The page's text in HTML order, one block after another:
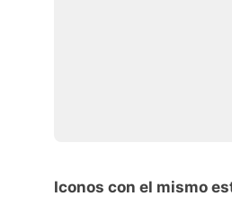
Iconos con el mismo